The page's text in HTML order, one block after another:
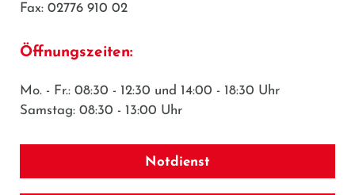
Fax: 02776 910 02
Öffnungszeiten:
Mo. - Fr.: 08:30 - 12:30 und 14:00 - 18:30 Uhr
Samstag: 08:30 - 13:00 Uhr
Notdienst